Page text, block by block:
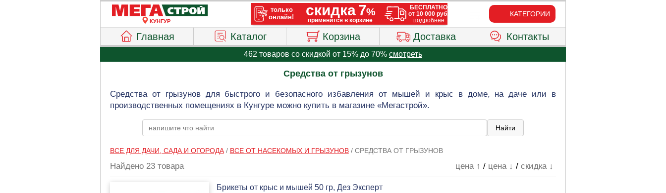
КУНГУР
КАТЕГОРИИ
Главная Каталог Корзина Доставка Контакты
462 товаров со скидкой от 15% до 70% смотреть
Средства от грызунов
Средства от грызунов для быстрого и безопасного избавления от мышей и крыс в доме, на даче или в
производственных помещениях в Кунгуре можно купить в магазине «Мегастрой».
ВСЕ ДЛЯ ДАЧИ, САДА И ОГОРОДА/ ВСЕ ОТ НАСЕКОМЫХ И ГРЫЗУНОВ/ СРЕДСТВА ОТ ГРЫЗУНОВ
Найдено 23 товара цена ↑ / цена ↓ /скидка ↓
Брикеты от крыс и мышей 50 гр, Дез Эксперт